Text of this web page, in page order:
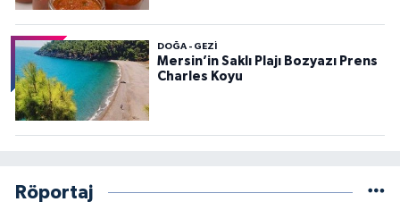
DOĞA - GEZI
Mersin’in Saklı Plajı Bozyazı Prens
Charles Koyu
Röportaj